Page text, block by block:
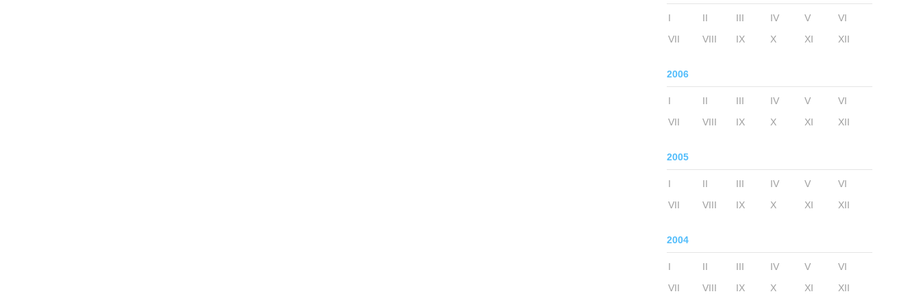
I II III IV V
VI
VII
VIII IX X XI XII
2006
I II III IV V
VI
VII
VIII IX X XI XII
2005
I II III IV V
VI
VII
VIII IX X XI XII
2004
I II III IV V
VI
VII
VIII IX X XI XII